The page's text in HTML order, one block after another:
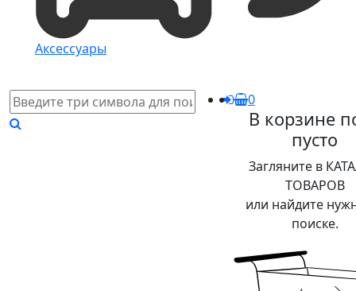
Аксессуары
0
В корзине
пусто
Загляните в
ТОВАРОВ
или найдите
поиске.